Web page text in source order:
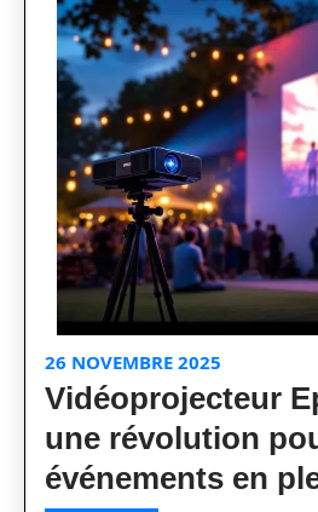
26 NOVEMBRE 2025
Vidéoprojecteur
une révolution
événements en